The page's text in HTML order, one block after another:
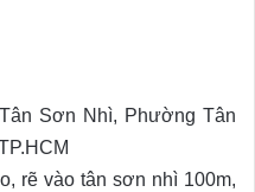
Sơn Nhì, Phường Tân
rẽ vào tân sơn nhì 100m,